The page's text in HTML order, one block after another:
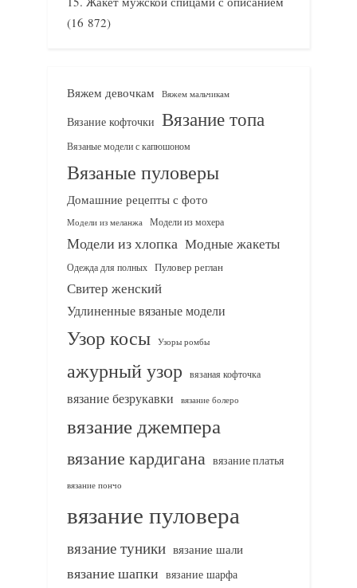
(16 872)
Вяжем девочкам Вяжем мальчикам
Вязание кофточки Вязание топа
Вязаные модели с капюшоном
Вязаные пуловеры
Домашние рецепты с фото
Модели из меланжа Модели из мохера
Модели из хлопка Модные жакеты
Одежда для полных Пуловер реглан
Свитер женский
Удлиненные вязаные модели
Узор косы Узоры ромбы
ажурный узор вязаная кофточка
вязание безрукавки вязание болеро
вязание джемпера
вязание кардигана вязание платья
вязание пончо
вязание пуловера
вязание туники вязание шали
вязание шапки вязание шарфа